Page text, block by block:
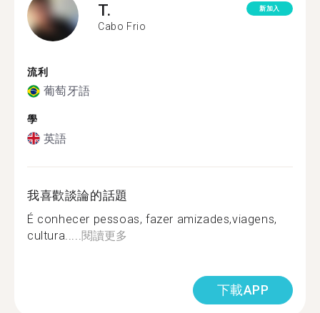
T.
Cabo Frio
新加入
流利
葡萄牙語
學
英語
我喜歡談論的話題
É conhecer pessoas, fazer amizades,viagens,
cultura..... 閱讀更多
下載APP